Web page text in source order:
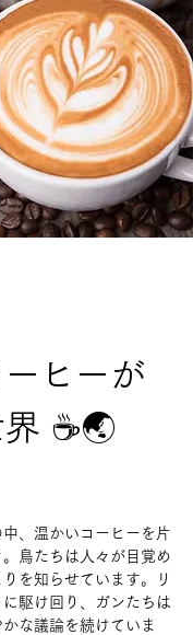
ヒーが
☕🌏
、温かいコーヒーを片
鳥たちは人々が目覚め
を知らせています。リ
駆け回り、ガンたちは
な議論を続けていま